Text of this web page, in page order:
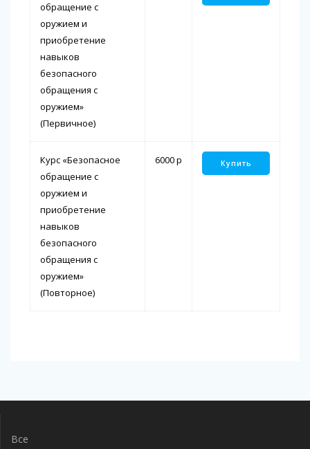
обращение с
оружием и
приобретение
навыков
безопасного
обращения с
оружием»
(Первичное)
Курс «Безопасное
обращение с
оружием и
приобретение
навыков
безопасного
обращения с
оружием»
(Повторное)
6000p Купить
по
записям
Все